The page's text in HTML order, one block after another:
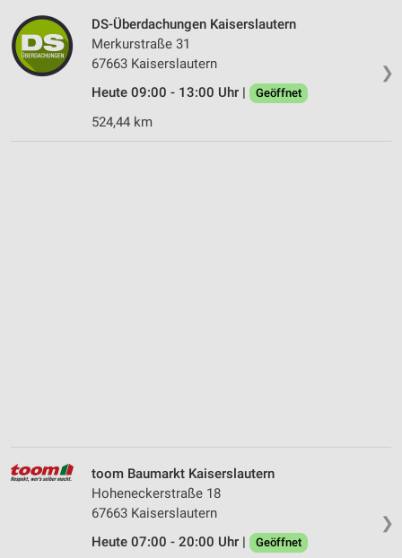
❯
DS-Überdachungen Kaiserslautern
Merkurstraße 31
67663 Kaiserslautern
Heute 09:00 - 13:00 Uhr |
Geöffnet
524,44 km
❯
toom Baumarkt Kaiserslautern
Hoheneckerstraße 18
67663 Kaiserslautern
Heute 07:00 - 20:00 Uhr |
Geöffnet